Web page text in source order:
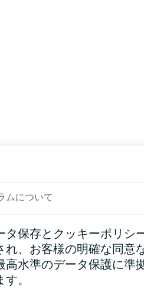
ムについて
保存とクッキーポリシ
、お客様の明確な同意
水準のデータ保護に準
。